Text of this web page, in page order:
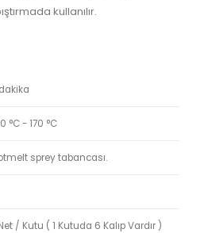
kullanılır.
°C - 170 °C
sprey tabancası.
/ Kutu ( 1 Kutuda 6 Kalıp Vardır )